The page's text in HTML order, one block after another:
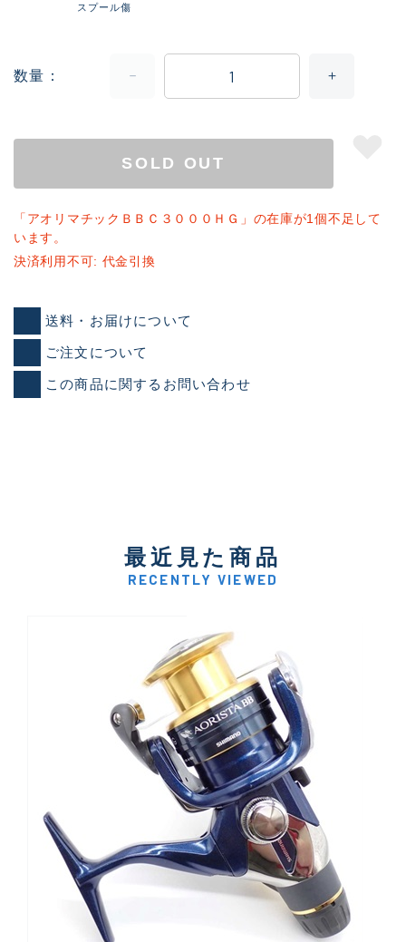
スプール傷
数量
SOLD OUT
「アオリマチックＢＢＣ３０００ＨＧ」の在庫が1個不足して
います。
決済利用不可: 代金引換
送料・お届けについて
ご注文について
この商品に関するお問い合わせ
最近見た商品
RECENTLY VIEWED